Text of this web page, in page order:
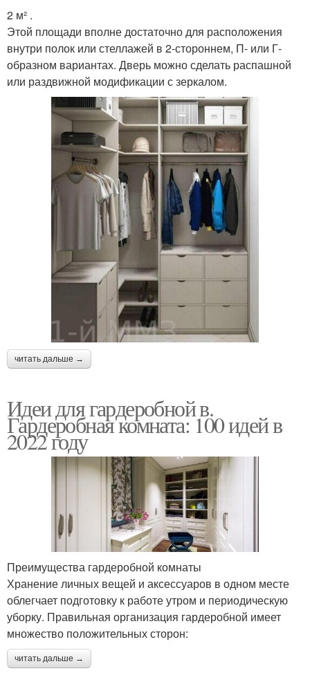
2 м² .
Этой площади вполне достаточно для расположения
внутри полок или стеллажей в 2-стороннем, П- или Г-
образном вариантах. Дверь можно сделать распашной
или раздвижной модификации с зеркалом.
читать дальше →
Идеи для гардеробной в.
Гардеробная комната: 100 идей в
2022 году
Преимущества гардеробной комнаты
Хранение личных вещей и аксессуаров в одном месте
облегчает подготовку к работе утром и периодическую
уборку. Правильная организация гардеробной имеет
множество положительных сторон:
читать дальше →